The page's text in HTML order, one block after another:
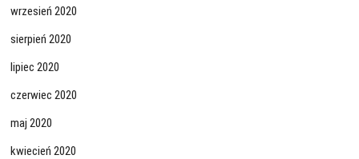
wrzesień 2020
sierpień 2020
lipiec 2020
czerwiec 2020
maj 2020
kwiecień 2020